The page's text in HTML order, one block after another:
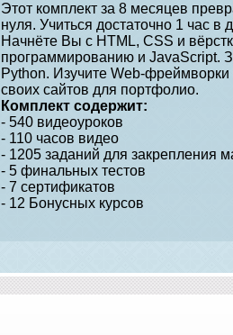
Этот комплект за 8 месяцев
нуля. Учиться достаточно 1 час в
Начнёте Вы с HTML, CSS и
программированию и JavaScript.
Python. Изучите Web-
своих сайтов для портфолио.
Комплект содержит:
- 540 видеоуроков
- 110 часов видео
- 1205 заданий для закрепления
- 5 финальных тестов
- 7 сертификатов
- 12 Бонусных курсов